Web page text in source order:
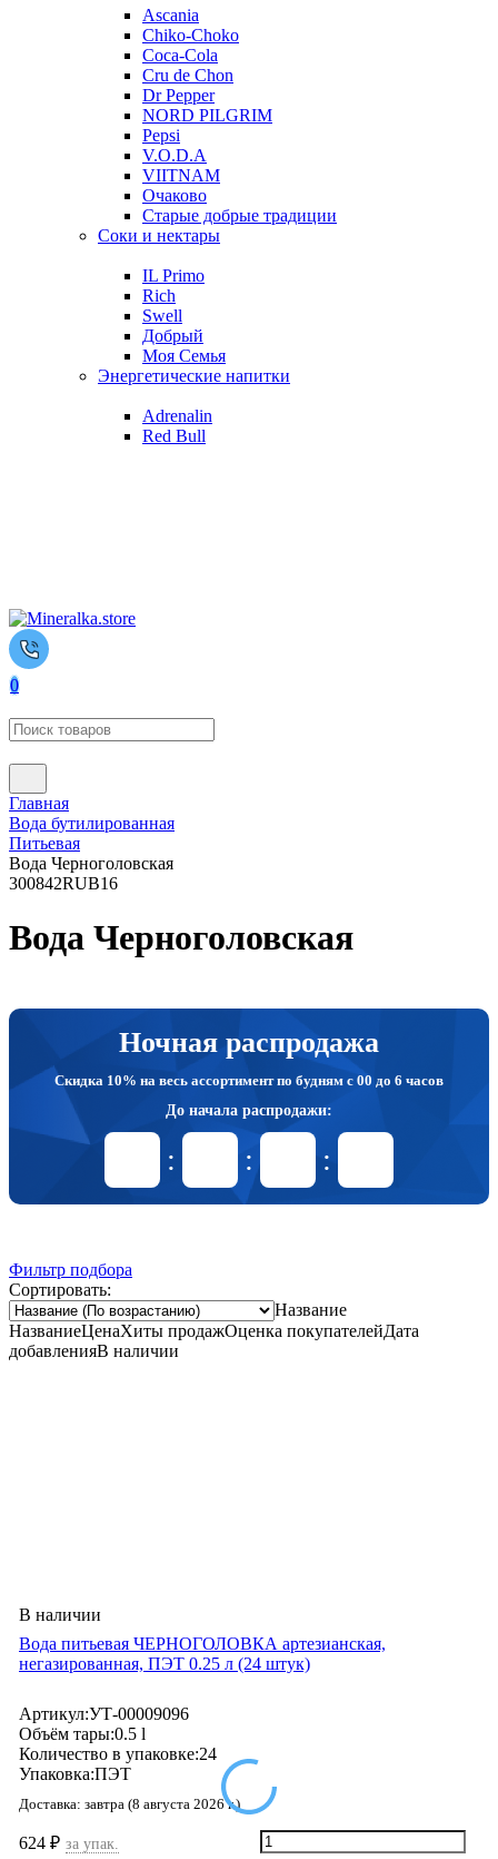
Ascania
Chiko-Choko
Coca-Cola
Cru de Chon
Dr Pepper
NORD PILGRIM
Pepsi
V.O.D.A
VIITNAM
Очаково
Старые добрые традиции
Соки и нектары
IL Primo
Rich
Swell
Добрый
Моя Семья
Энергетические напитки
Adrenalin
Red Bull
0
Главная
Вода бутилированная
Питьевая
Вода Черноголовская
300842RUB16
Вода Черноголовская
Ночная распродажа
Скидка 10% на весь ассортимент по будням с 00 до 6 часов
До начала распродажи:
Фильтр подбора
Сортировать:
Название
НазваниеЦенаХиты продажОценка покупателейДата
добавленияВ наличии
В наличии
Вода питьевая ЧЕРНОГОЛОВКА артезианская,
негазированная, ПЭТ 0.25 л (24 штук)
Артикул:УТ-00009096
Объём тары:0.5 l
Количество в упаковке:24
Упаковка:ПЭТ
Доставка: завтра (8 августа 2026 г.)
624 ₽ за упак.